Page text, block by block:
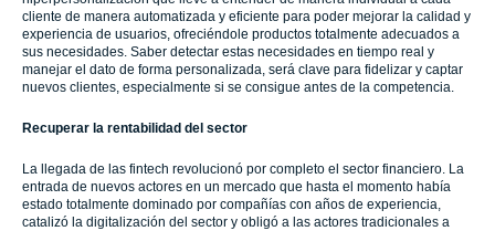
cliente de manera automatizada y eficiente para poder mejorar la calidad y
experiencia de usuarios, ofreciéndole productos totalmente adecuados a
sus necesidades. Saber detectar estas necesidades en tiempo real y
manejar el dato de forma personalizada, será clave para fidelizar y captar
nuevos clientes, especialmente si se consigue antes de la competencia.
Recuperar la rentabilidad del sector
La llegada de las fintech revolucionó por completo el sector financiero. La
entrada de nuevos actores en un mercado que hasta el momento había
estado totalmente dominado por compañías con años de experiencia,
catalizó la digitalización del sector y obligó a las actores tradicionales a